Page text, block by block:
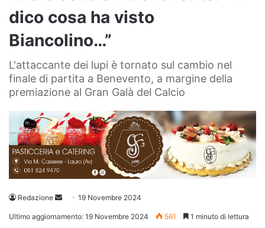
dico cosa ha visto
Biancolino…”
L'attaccante dei lupi è tornato sul cambio nel
finale di partita a Benevento, a margine della
premiazione al Gran Galà del Calcio
Redazione
Invia 19 Novembre 2024
Ultimo aggiornamento: 19 Novembre 2024 561 1 minuto di lettura